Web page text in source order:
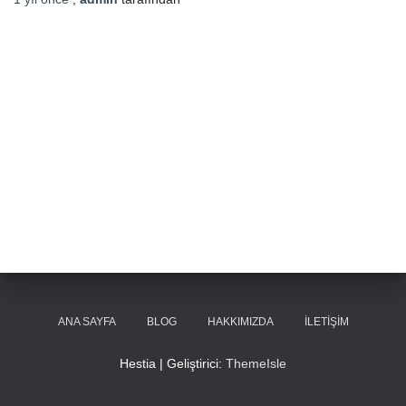
ANA SAYFA BLOG HAKKIMIZDA İLETIŞIM
Hestia | Geliştirici: ThemeIsle